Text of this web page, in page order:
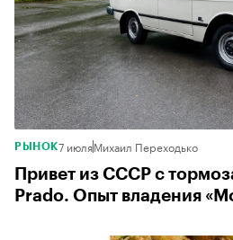
РЫНОК7 июляМихаил Переходько
Привет из СССР с
Prado. Опыт владения